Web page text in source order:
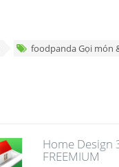
foodpanda Gọi món
Home Design
FREEMIUM